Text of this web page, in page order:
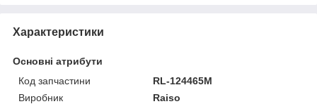
Характеристики
Основні атрибути
Код запчастини
RL-124465M
Виробник
Raiso